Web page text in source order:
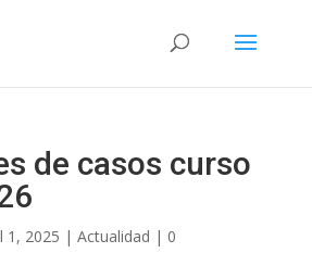
de casos curso
1, 2025 | Actualidad | 0